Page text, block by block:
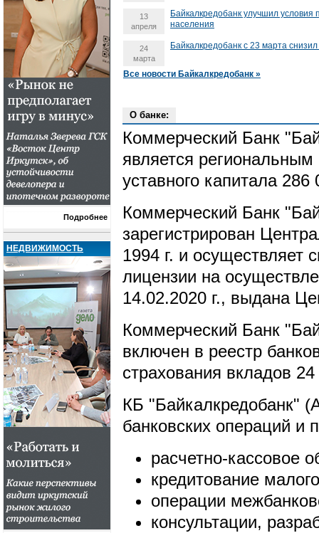
Подробнее
НЕДВИЖИМОСТЬ
13
апреля
Байкалкредобанк улучшил условия
населения
24
марта
Байкалкредобанк с 23 марта
Все новости Байкалкредобанк »
О банке:
Коммерческий Банк
является
уставного капитала
Коммерческий Банк
зарегистрирован
1994 г. и осуществляет
лицензии на
14.02.2020 г., выдана
Коммерческий Банк
включен в реестр
страхования вкладов
КБ "Байкалкредобанк"
банковских операций и
расчетно-кассовое
кредитование
операции
консультации,